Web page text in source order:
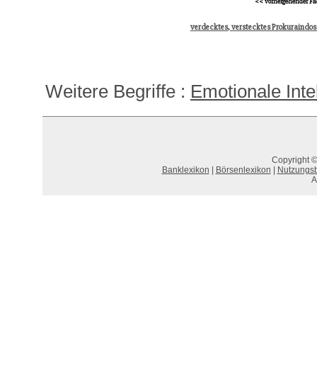
verdecktes, verstecktes
Weitere Begriffe : Emotionale
Copyright
Banklexikon
Börsenlexikon